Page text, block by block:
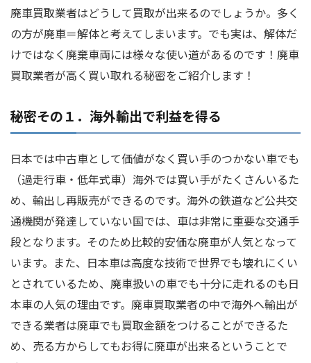
廃車買取業者はどうして買取が出来るのでしょうか。多く
の方が廃車＝解体と考えてしまいます。でも実は、解体だ
けではなく廃棄車両には様々な使い道があるのです！廃車
買取業者が高く買い取れる秘密をご紹介します！
秘密その１．海外輸出で利益を得る
日本では中古車として価値がなく買い手のつかない車でも
（過走行車・低年式車）海外では買い手がたくさんいるた
め、輸出し再販売ができるのです。海外の鉄道など公共交
通機関が発達していない国では、車は非常に重要な交通手
段となります。そのため比較的安価な廃車が人気となって
います。また、日本車は高度な技術で世界でも壊れにくい
とされているため、廃車扱いの車でも十分に走れるのも日
本車の人気の理由です。廃車買取業者の中で海外へ輸出が
できる業者は廃車でも買取金額をつけることができるた
め、売る方からしてもお得に廃車が出来るということで